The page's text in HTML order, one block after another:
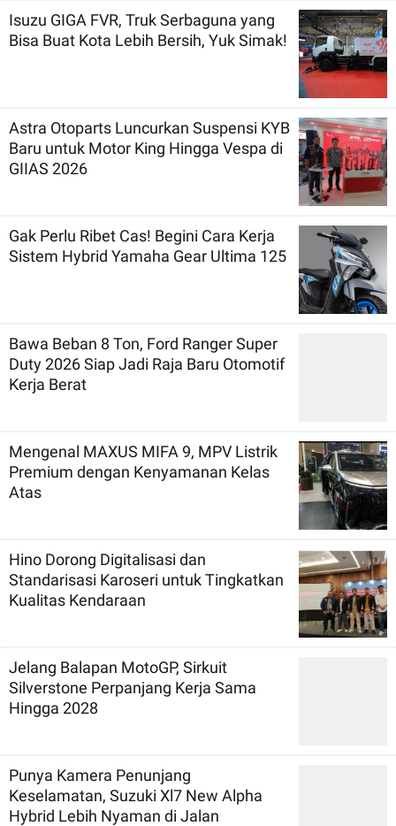
Isuzu GIGA FVR, Truk Serbaguna yang
Bisa Buat Kota Lebih Bersih, Yuk Simak!
Astra Otoparts Luncurkan Suspensi KYB
Baru untuk Motor King Hingga Vespa di
GIIAS 2026
Gak Perlu Ribet Cas! Begini Cara Kerja
Sistem Hybrid Yamaha Gear Ultima 125
Bawa Beban 8 Ton, Ford Ranger Super
Duty 2026 Siap Jadi Raja Baru Otomotif
Kerja Berat
Mengenal MAXUS MIFA 9, MPV Listrik
Premium dengan Kenyamanan Kelas
Atas
Hino Dorong Digitalisasi dan
Standarisasi Karoseri untuk Tingkatkan
Kualitas Kendaraan
Jelang Balapan MotoGP, Sirkuit
Silverstone Perpanjang Kerja Sama
Hingga 2028
Punya Kamera Penunjang
Keselamatan, Suzuki Xl7 New Alpha
Hybrid Lebih Nyaman di Jalan